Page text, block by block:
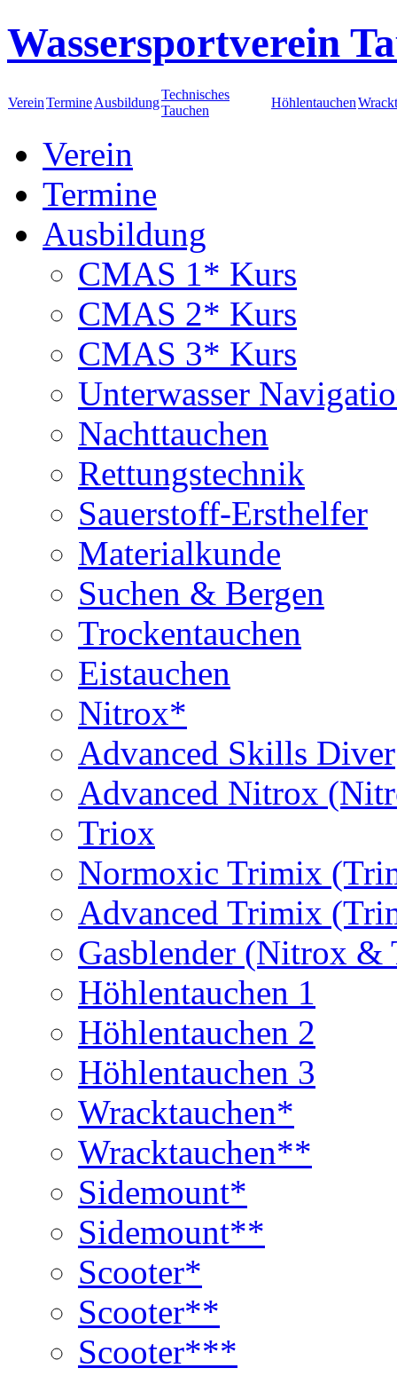
Wassersportverein
VereinTermineAusbildung
Technisches
Tauchen
Höhlentauchen
Verein
Termine
Ausbildung
CMAS 1* Kurs
CMAS 2* Kurs
CMAS 3* Kurs
Unterwasser
Nachttauchen
Rettungstechnik
Sauerstoff-Ersthelfer
Materialkunde
Suchen & Bergen
Trockentauchen
Eistauchen
Nitrox*
Advanced Skills Diver
Advanced Nitrox
Triox
Normoxic Trimix
Advanced Trimix
Gasblender (Nitrox
Höhlentauchen 1
Höhlentauchen 2
Höhlentauchen 3
Wracktauchen*
Wracktauchen**
Sidemount*
Sidemount**
Scooter*
Scooter**
Scooter***